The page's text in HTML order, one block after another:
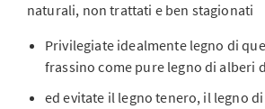
naturali, non trattati e ben stagionati
Privilegiate idealmente legno di
frassino come pure legno di alberi
ed evitate il legno tenero, il legno